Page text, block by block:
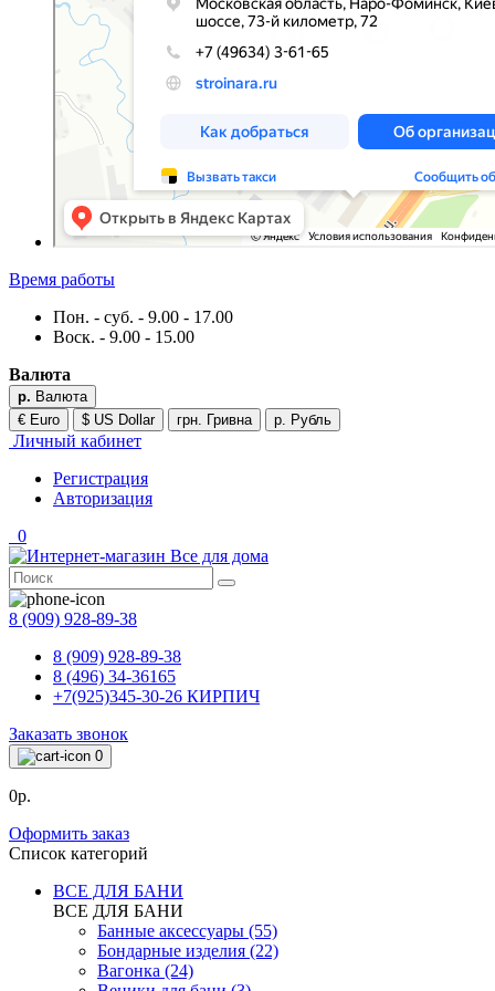
Время работы
Пон. - суб. - 9.00 - 17.00
Воск. - 9.00 - 15.00
Валюта
р. Валюта
€ Euro
$ US Dollar грн. Гривна р. Рубль
Личный кабинет
Регистрация
Авторизация
0
8 (909) 928-89-38
8 (909) 928-89-38
8 (496) 34-36165
+7(925)345-30-26 КИРПИЧ
Заказать звонок
0
0р.
Оформить заказ
Список категорий
ВСЕ ДЛЯ БАНИ
ВСЕ ДЛЯ БАНИ
Банные аксессуары (55)
Бондарные изделия (22)
Вагонка (24)